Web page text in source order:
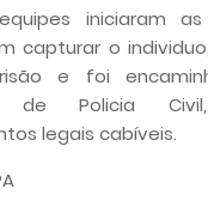
iniciaram
capturar o
e foi
de Policia
legais cabíveis.